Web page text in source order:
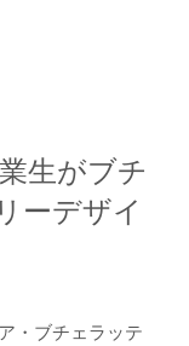
生がブチ
ーデザイ
・ブチェラッテ